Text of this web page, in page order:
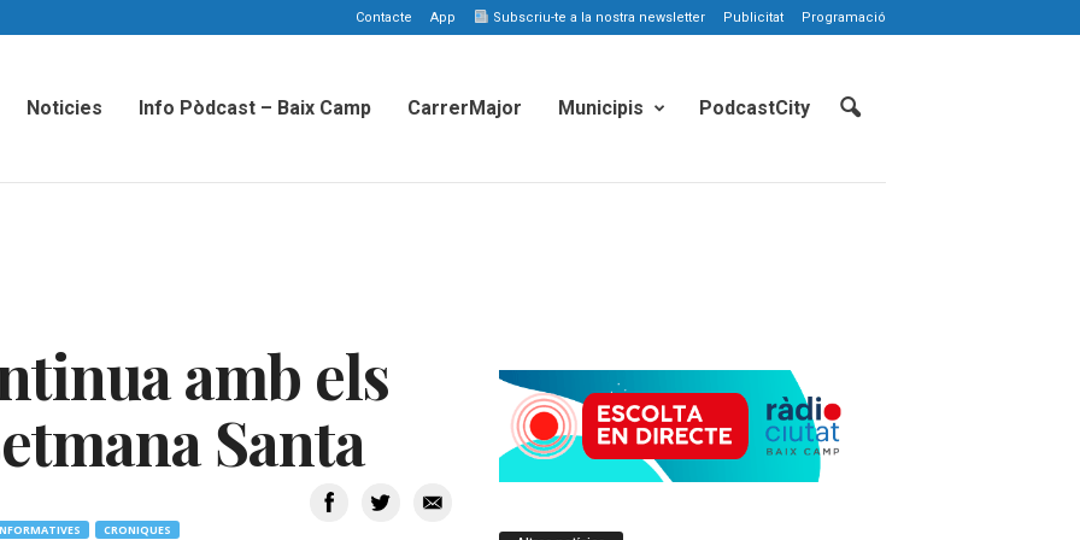
Contacte App Subscriu-te a la nostra newsletter Publicitat Programació
Noticies Info Pòdcast – Baix Camp CarrerMajor Municipis PodcastCity
amb els
Santa
CRONIQUES